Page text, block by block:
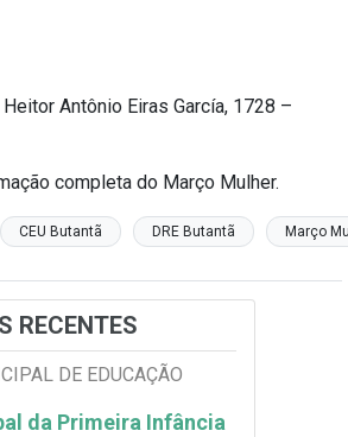
Heitor Antônio Eiras García, 1728 –
completa do Março Mulher.
CEU Butantã DRE Butantã Março
RECENTES
DE EDUCAÇÃO
da Primeira Infância